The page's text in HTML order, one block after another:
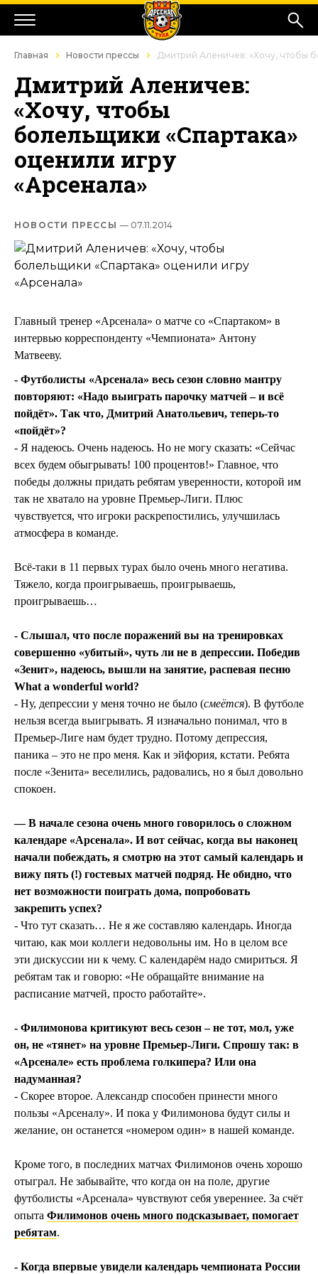
Главная Новости прессы Дмитрий Аленичев: «Хочу, чтобы
Дмитрий Аленичев:
«Хочу, чтобы
болельщики «Спартака»
оценили игру
«Арсенала»
НОВОСТИ ПРЕССЫ — 07.11.2014
Главный тренер «Арсенала» о матче со «Спартаком» в
интервью корреспонденту «Чемпионата» Антону
Матвееву.
- Футболисты «Арсенала» весь сезон словно мантру
повторяют: «Надо выиграть парочку матчей – и всё
пойдёт». Так что, Дмитрий Анатольевич, теперь-то
«пойдёт»?
- Я надеюсь. Очень надеюсь. Но не могу сказать: «Сейчас
всех будем обыгрывать! 100 процентов!» Главное, что
победы должны придать ребятам уверенности, которой им
так не хватало на уровне Премьер-Лиги. Плюс
чувствуется, что игроки раскрепостились, улучшилась
атмосфера в команде.
Всё-таки в 11 первых турах было очень много негатива.
Тяжело, когда проигрываешь, проигрываешь,
проигрываешь…
- Слышал, что после поражений вы на тренировках
совершенно «убитый», чуть ли не в депрессии. Победив
«Зенит», надеюсь, вышли на занятие, распевая песню
What a wonderful world?
- Ну, депрессии у меня точно не было (смеётся). В футболе
нельзя всегда выигрывать. Я изначально понимал, что в
Премьер-Лиге нам будет трудно. Потому депрессия,
паника – это не про меня. Как и эйфория, кстати. Ребята
после «Зенита» веселились, радовались, но я был довольно
спокоен.
— В начале сезона очень много говорилось о сложном
календаре «Арсенала». И вот сейчас, когда вы наконец
начали побеждать, я смотрю на этот самый календарь и
вижу пять (!) гостевых матчей подряд. Не обидно, что
нет возможности поиграть дома, попробовать
закрепить успех?
- Что тут сказать… Не я же составляю календарь. Иногда
читаю, как мои коллеги недовольны им. Но в целом все
эти дискуссии ни к чему. С календарём надо смириться. Я
ребятам так и говорю: «Не обращайте внимание на
расписание матчей, просто работайте».
- Филимонова критикуют весь сезон – не тот, мол, уже
он, не «тянет» на уровне Премьер-Лиги. Спрошу так: в
«Арсенале» есть проблема голкипера? Или она
надуманная?
- Скорее второе. Александр способен принести много
пользы «Арсеналу». И пока у Филимонова будут силы и
желание, он останется «номером один» в нашей команде.
Кроме того, в последних матчах Филимонов очень хорошо
отыграл. Не забывайте, что когда он на поле, другие
футболисты «Арсенала» чувствуют себя увереннее. За счёт
опыта Филимонов очень много подсказывает, помогает
ребятам.
- Когда впервые увидели календарь чемпионата России